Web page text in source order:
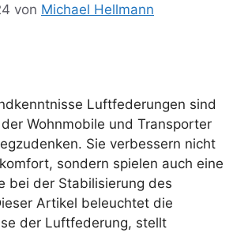
von Michael Hellmann
Luftfederungen sind
Wohnmobile und Transporter
Sie verbessern nicht
sondern spielen auch eine
bei der Stabilisierung des
Artikel beleuchtet die
der Luftfederung, stellt